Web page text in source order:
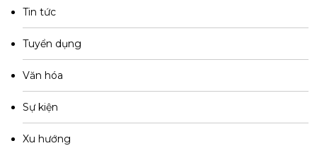
Tin tức
Tuyển dụng
Văn hóa
Sự kiện
Xu hướng